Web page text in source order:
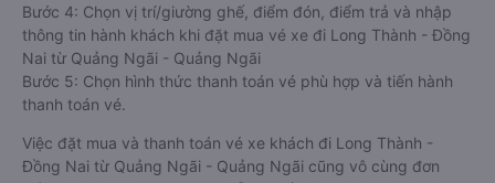
Bước 4: Chọn vị trí/giường ghế, điểm đón, điểm trả và nhập
thông tin hành khách khi đặt mua vé xe đi Long Thành - Đồng
Nai từ Quảng Ngãi - Quảng Ngãi
Bước 5: Chọn hình thức thanh toán vé phù hợp và tiến hành
thanh toán vé.
Việc đặt mua và thanh toán vé xe khách đi Long Thành -
Đồng Nai từ Quảng Ngãi - Quảng Ngãi cũng vô cùng đơn